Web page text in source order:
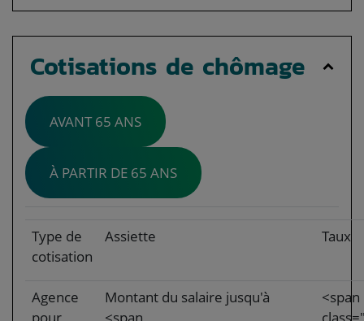
Cotisations de chômage
AVANT 65 ANS
À PARTIR DE 65 ANS
Type de
cotisation
Assiette Taux
Agence
Montant du salaire jusqu'à
<span